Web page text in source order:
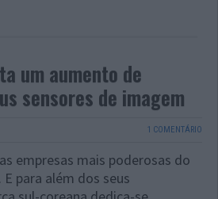
um aumento de
sensores de imagem
1 COMENTÁRIO
empresas mais poderosas do
para além dos seus